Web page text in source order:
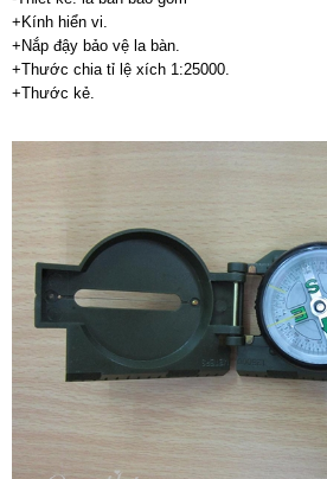
+Kính hiển vi.
+Nắp đậy bảo vệ la bàn.
+Thước chia tỉ lệ xích 1:25000.
+Thước kẻ.